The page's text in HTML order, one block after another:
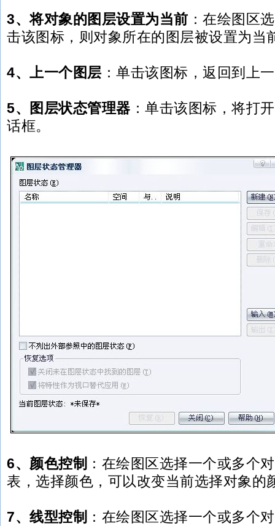
3、将对象的图层设置为当前 ：在绘图区
击该图标，则对象所在的图层被设置为当
4、上一个图层 ：单击该图标，返回到上
5、图层状态管理器：单击该图标，将打
话框。
6、颜色控制 ：在绘图区选择一个或多个
表，选择颜色，可以改变当前选择对象的
7、线型控制 ：在绘图区选择一个或多个